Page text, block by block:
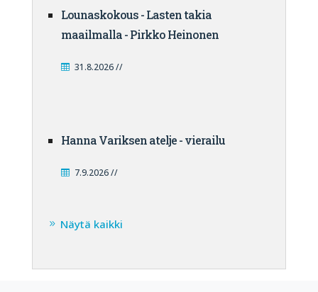
Lounaskokous - Lasten takia
maailmalla - Pirkko Heinonen
31.8.2026 //
Hanna Variksen atelje - vierailu
7.9.2026 //
Näytä kaikki